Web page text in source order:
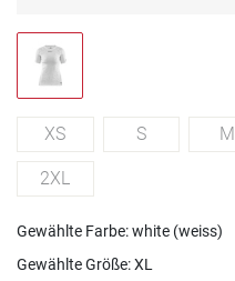
XS S M
2XL
Gewählte Farbe: white (weiss)
Gewählte Größe:XL